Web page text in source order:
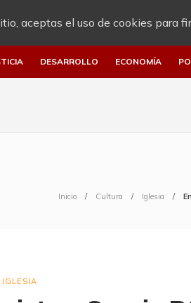
aceptas el uso de cookies para
DESARROLLO ECONOMÍA
Inicio Cultura Iglesia
IGLESIA